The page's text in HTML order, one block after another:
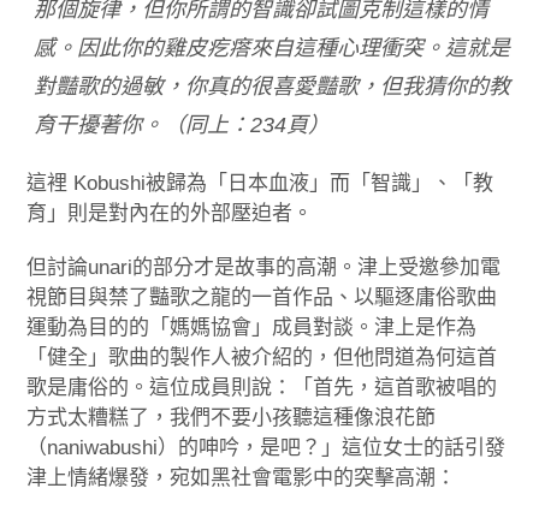
那個旋律，但你所謂的智識卻試圖克制這樣的情
感。因此你的雞皮疙瘩來自這種心理衝突。這就是
對豔歌的過敏，你真的很喜愛豔歌，但我猜你的教
育干擾著你。（同上：234頁）
這裡 Kobushi被歸為「日本血液」而「智識」、「教
育」則是對內在的外部壓迫者。
但討論unari的部分才是故事的高潮。津上受邀參加電
視節目與禁了豔歌之龍的一首作品、以驅逐庸俗歌曲
運動為目的的「媽媽協會」成員對談。津上是作為
「健全」歌曲的製作人被介紹的，但他問道為何這首
歌是庸俗的。這位成員則說：「首先，這首歌被唱的
方式太糟糕了，我們不要小孩聽這種像浪花節
（naniwabushi）的呻吟，是吧？」這位女士的話引發
津上情緒爆發，宛如黑社會電影中的突擊高潮：